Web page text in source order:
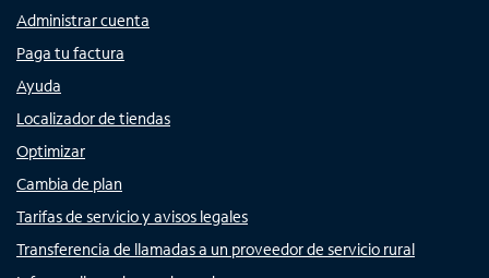
Administrar cuenta
Paga tu factura
Ayuda
Localizador de tiendas
Optimizar
Cambia de plan
Tarifas de servicio y avisos legales
Transferencia de llamadas a un proveedor de servicio rural